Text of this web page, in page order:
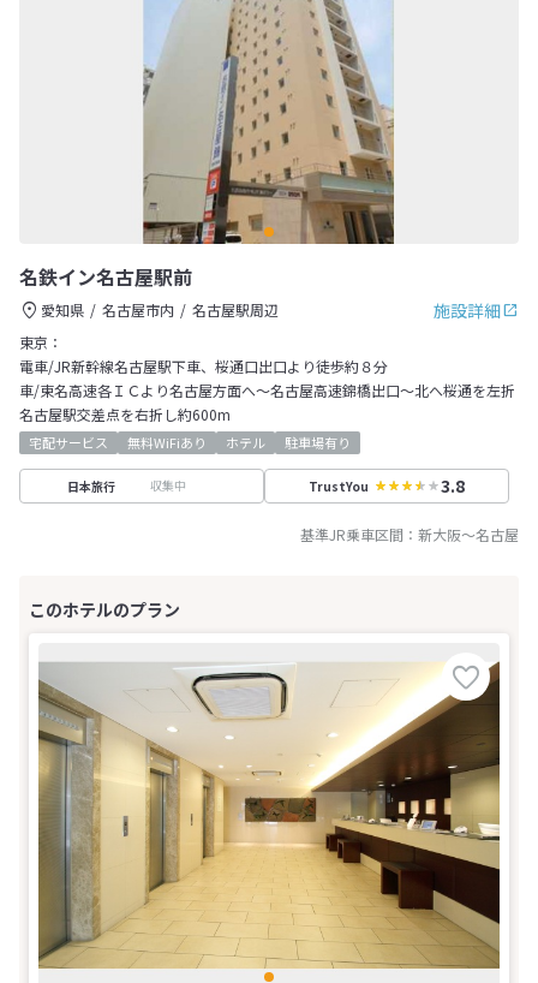
名鉄イン名古屋駅前
施設詳細
愛知県 名古屋市内
名古屋駅周辺
東京：
電車/JR新幹線名古屋駅下車、桜通口出口より徒歩約８分
車/東名高速各ＩＣより名古屋方面へ～名古屋高速錦橋出口～北へ桜通を左折
名古屋駅交差点を右折し約600m
宅配サービス 無料WiFiあり ホテル 駐車場有り
日本旅行 収集中 TrustYou 3.8
基準JR乗車区間： 新大阪～名古屋